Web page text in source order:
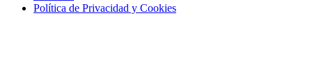
Política de Privacidad y Cookies